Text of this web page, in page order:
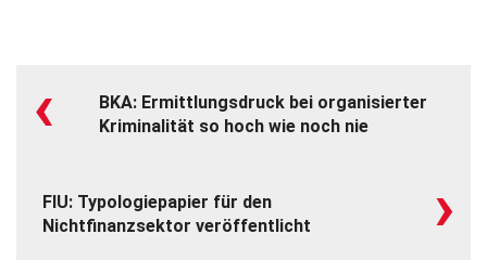
‹
BKA: Er­mitt­lungs­druck bei organi­sierter
Krimi­nalität so hoch wie noch nie
FIU: Typologiepapier für den
Nichtfinanzsektor veröffentlicht
›